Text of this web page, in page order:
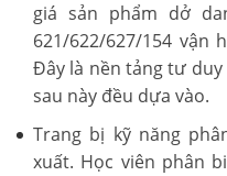
giá sản phẩm dở
621/622/627/154 vận
Đây là nền tảng tư
sau này đều dựa vào.
Trang bị kỹ năng
xuất. Học viên phân